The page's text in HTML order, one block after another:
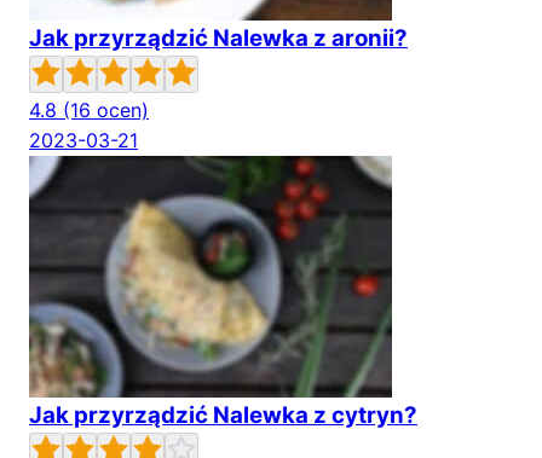
Jak przyrządzić Nalewka z aronii?
4.8 (16 ocen)
2023-03-21
Jak przyrządzić Nalewka z cytryn?